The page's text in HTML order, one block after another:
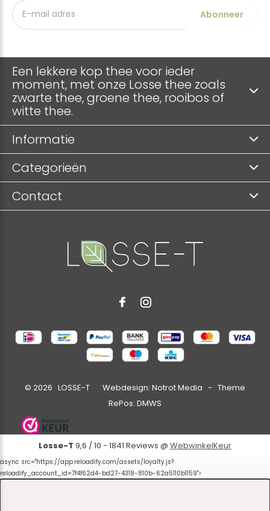
Abonneer
Een lekkere kop thee voor ieder
moment, met onze Losse thee zoals
zwarte thee, groene thee, rooibos of
witte thee.
Informatie
Categorieën
Contact
© 2026 LOSSE-T Webdesign: Notrot Media - Theme
RePos: DMWS
Losse-T 9,6 /10 - 1841 Reviews @ WebwinkelKeur
async src="https://app.reloadify.com/assets/loyalty.js?
reloadify_account_id=7f4f62d4-bd27-4318-810b-62a5110b1159">